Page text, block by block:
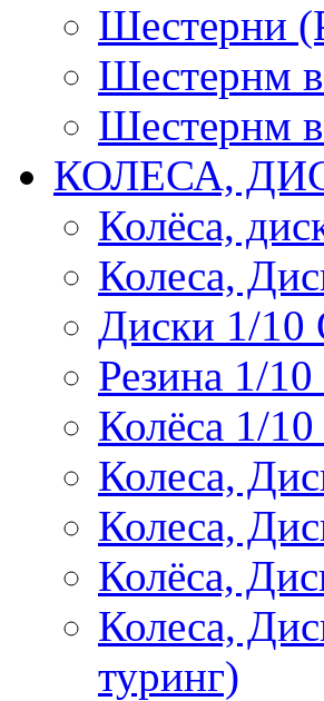
Шестерни
Шестернм
Шестернм
КОЛЕСА,
Колёса,
Колеса,
Диски 1/10
Резина 1/
Колёса 1/
Колеса,
Колеса,
Колёса,
Колеса,
туринг)